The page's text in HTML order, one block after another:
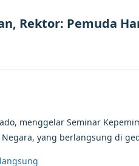
Rektor: Pemuda
menggelar Seminar
yang berlangsung di